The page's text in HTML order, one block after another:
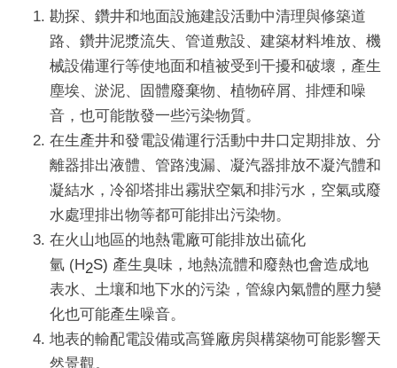
勘探、鑽井和地面設施建設活動中清理與修築道
路、鑽井泥漿流失、管道敷設、建築材料堆放、機
械設備運行等使地面和植被受到干擾和破壞，產生
塵埃、淤泥、固體廢棄物、植物碎屑、排煙和噪
音，也可能散發一些污染物質。
在生產井和發電設備運行活動中井口定期排放、分
離器排出液體、管路洩漏、凝汽器排放不凝汽體和
凝結水，冷卻塔排出霧狀空氣和排污水，空氣或廢
水處理排出物等都可能排出污染物。
在火山地區的地熱電廠可能排放出硫化
氫 (H2S) 產生臭味，地熱流體和廢熱也會造成地
表水、土壤和地下水的污染，管線內氣體的壓力變
化也可能產生噪音。
地表的輸配電設備或高聳廠房與構築物可能影響天
然景觀。